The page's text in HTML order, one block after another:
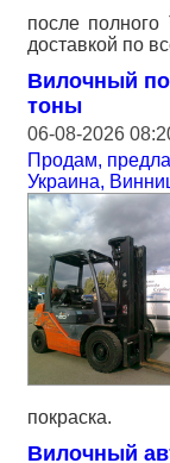
после
доставкой по
Вилочный
тоны
06-08-2026
Продам,
Украина,
покраска.
Вилочный